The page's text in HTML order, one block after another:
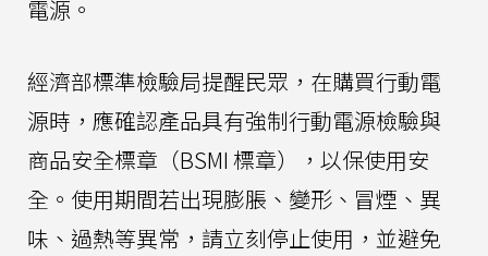
電源。
經濟部標準檢驗局提醒民眾，在購買行動電
源時，應確認產品具有強制行動電源檢驗與
商品安全標章（BSMI 標章），以保使用安
全。使用期間若出現膨脹、變形、冒煙、異
味、過熱等異常，請立刻停止使用，並避免